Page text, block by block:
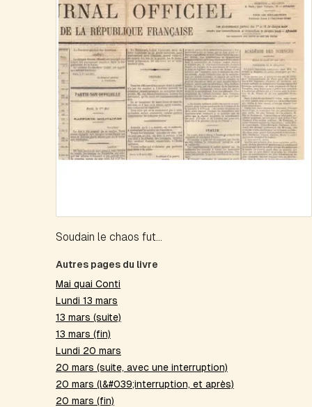
Soudain le chaos fut...
Autres pages du livre
Mai quai Conti
Lundi 13 mars
13 mars (suite)
13 mars (fin)
Lundi 20 mars
20 mars (suite, avec une interruption)
20 mars (l&#039;interruption, et après)
20 mars (fin)